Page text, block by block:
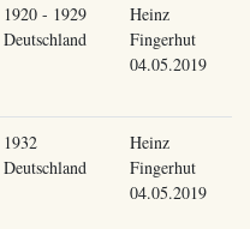
1920 - 1929
Deutschland
Heinz
Fingerhut
04.05.2019
1932
Deutschland
Heinz
Fingerhut
04.05.2019